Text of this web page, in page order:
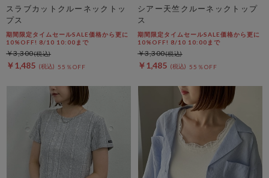
スラブカットクルーネックトッ
プス
期間限定タイムセールSALE価格から更に
10%OFF! 8/10 10:00まで
￥1,485 55％OFF
￥3,300
シアー天竺クルーネックトップ
ス
期間限定タイムセールSALE価格から更に
10%OFF! 8/10 10:00まで
￥1,485 55％OFF
￥3,300